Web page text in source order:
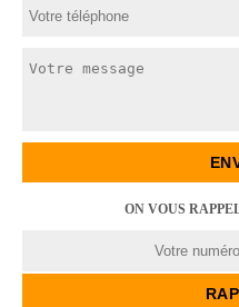
ON VOUS